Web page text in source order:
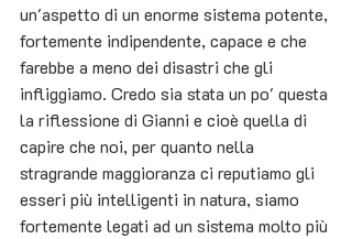
un'aspetto di un enorme sistema potente,
fortemente indipendente, capace e che
farebbe a meno dei disastri che gli
infliggiamo. Credo sia stata un po' questa
la riflessione di Gianni e cioè quella di
capire che noi, per quanto nella
stragrande maggioranza ci reputiamo gli
esseri più intelligenti in natura, siamo
fortemente legati ad un sistema molto più